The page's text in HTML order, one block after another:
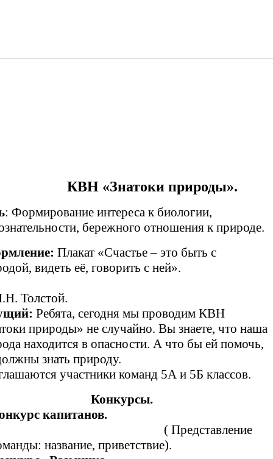
КВН «Знатоки природы».
: Формирование интереса к биологии,
бережного отношения к природе.
Плакат «Счастье – это быть с
видеть её, говорить с ней».
Толстой.
Ребята, сегодня мы проводим КВН
природы» не случайно. Вы знаете, что наша
находится в опасности. А что бы ей помочь,
знать природу.
участники команд 5А и 5Б классов.
Конкурсы.
капитанов.
( Представление
название, приветствие).